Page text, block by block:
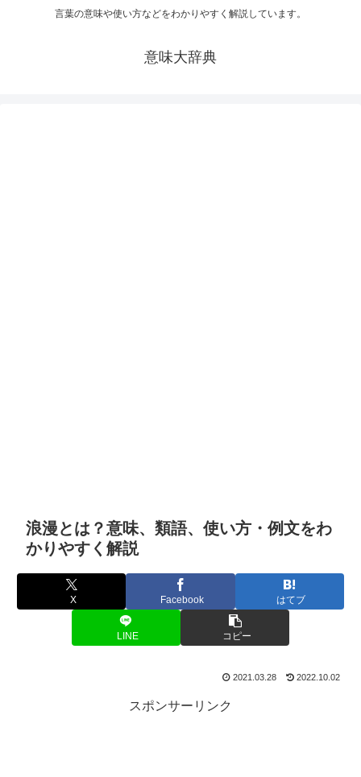
言葉の意味や使い方などをわかりやすく解説しています。
意味大辞典
浪漫とは？意味、類語、使い方・例文をわ
かりやすく解説
X Facebook はてブ
LINE コピー
2021.03.28 2022.10.02
スポンサーリンク